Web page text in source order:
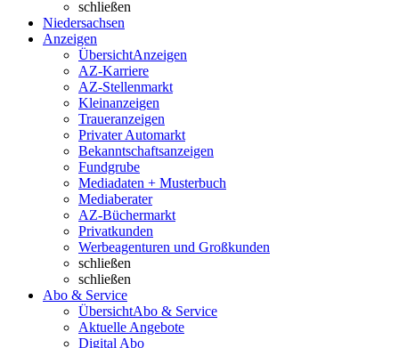
schließen
Niedersachsen
Anzeigen
ÜbersichtAnzeigen
AZ-Karriere
AZ-Stellenmarkt
Kleinanzeigen
Traueranzeigen
Privater Automarkt
Bekanntschaftsanzeigen
Fundgrube
Mediadaten + Musterbuch
Mediaberater
AZ-Büchermarkt
Privatkunden
Werbeagenturen und Großkunden
schließen
schließen
Abo & Service
ÜbersichtAbo & Service
Aktuelle Angebote
Digital Abo